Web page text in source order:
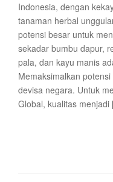
Indonesia, dengan
tanaman herbal
potensi besar untuk
sekadar bumbu dapur,
pala, dan kayu manis
Memaksimalkan
devisa negara. Untuk
Global, kualitas